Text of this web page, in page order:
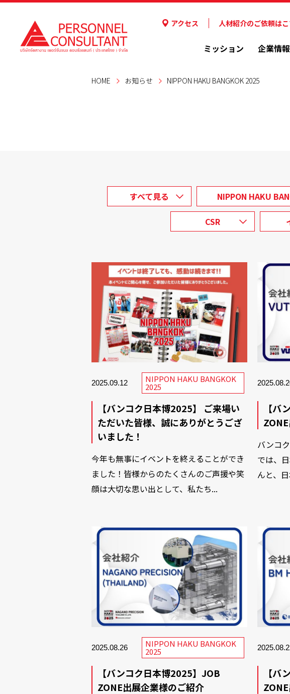
アクセス 人材紹介のご依頼は
ミッション 企業情報
HOME お知らせ NIPPON HAKU BANGKOK 2025
すべて見る NIPPON HAKU
CSR
2025.09.12 NIPPON HAKU BANGKOK
2025
【バンコク日本博2025】 ご来場い
ただいた皆様、誠にありがとうござ
いました！
今年も無事にイベントを終えることができ
ました！皆様からのたくさんのご声援や笑
顔は大切な思い出として、私たち...
【バ
バンコ
では、
んと、
2025.08.26 NIPPON HAKU BANGKOK
2025
【バンコク日本博2025】JOB
ZONE出展企業様のご紹介
【バ